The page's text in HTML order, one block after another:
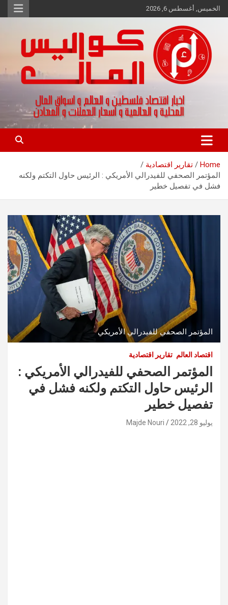
Skip
to
الخميس, أغسطس 6, 2026
كواليس المال
اخبار اقتصاد فلسطين و العالم و تقارير اسواق المال و العملات
Home
تقارير اقتصادية
المؤتمر الصحفي للفيدرالي الأمريكي : الرئيس حاول التكتم ولكنه
فشل في تفصيل خطير
المؤتمر الصحفي للفيدرالي الأمريكي
اقتصاد العالم تقارير اقتصادية
المؤتمر الصحفي للفيدرالي الأمريكي :
الرئيس حاول التكتم ولكنه فشل في
تفصيل خطير
يوليو 28, 2022 Majde Nouri